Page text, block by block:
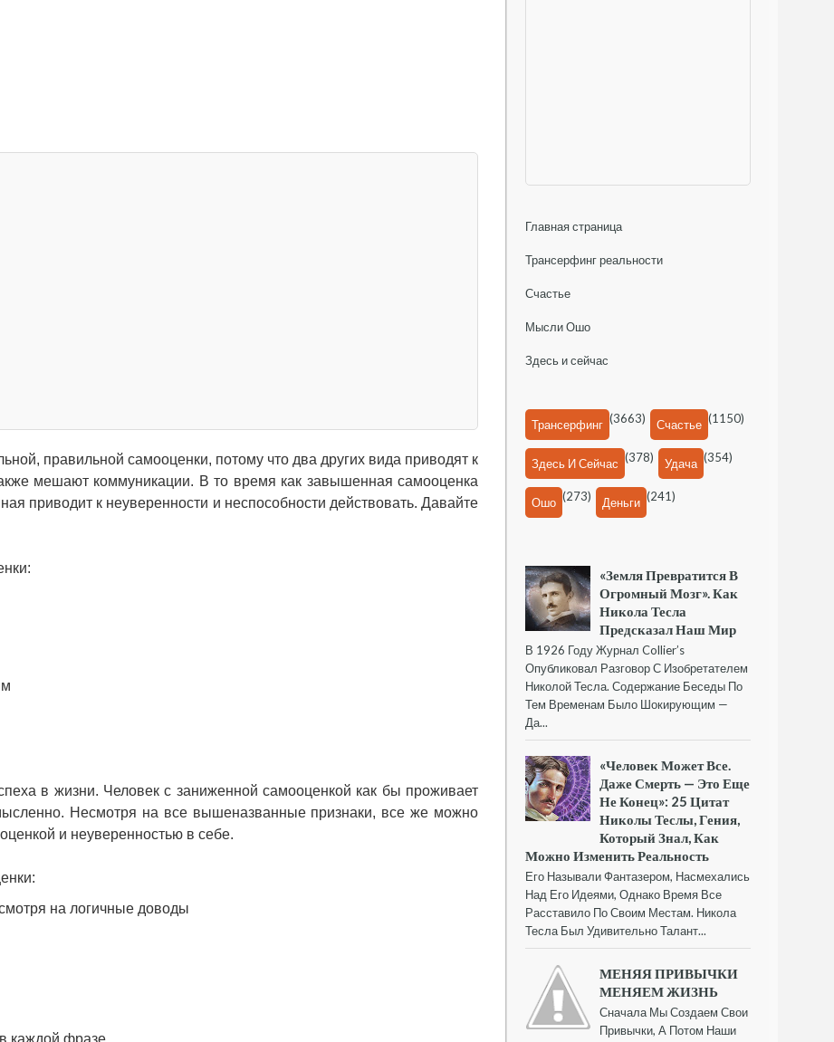
правильной самооценки, потому что два других вида приводят к
мешают коммуникации. В то время как завышенная самооценка
приводит к неуверенности и неспособности действовать. Давайте
в жизни. Человек с заниженной самооценкой как бы проживает
Несмотря на все вышеназванные признаки, все же можно
и неуверенностью в себе.
на логичные доводы
каждой фразе
Главная страница
Трансерфинг реальности
Счастье
Мысли Ошо
Здесь и сейчас
Трансерфинг (3663) Счастье (1150)
Здесь И Сейчас (378) Удача (354)
Ошо (273) Деньги (241)
«Земля Превратится В
Огромный Мозг». Как
Никола Тесла
Предсказал Наш Мир
В 1926 Году Журнал Collier’s
Опубликовал Разговор С Изобретателем
Николой Тесла. Содержание Беседы По
Тем Временам Было Шокирующим —
Да...
«Человек Может Все.
Даже Смерть — Это Еще
Не Конец»: 25 Цитат
Николы Теслы, Гения,
Который Знал, Как
Можно Изменить Реальность
Его Называли Фантазером, Насмехались
Над Его Идеями, Однако Время Все
Расставило По Своим Местам. Никола
Тесла Был Удивительно Талант...
МЕНЯЯ ПРИВЫЧКИ
МЕНЯЕМ ЖИЗНЬ
Сначала Мы Создаем Свои
Привычки, А Потом Наши